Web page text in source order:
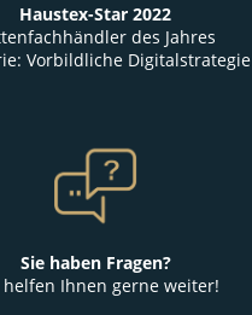
Haustex-Star 2022
des Jahres
Vorbildliche Digitalstrategie
Sie haben Fragen?
Ihnen gerne weiter!